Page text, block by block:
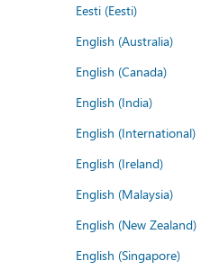
Eesti (Eesti)
English (Australia)
English (Canada)
English (India)
English (International)
English (Ireland)
English (Malaysia)
English (New Zealand)
English (Singapore)